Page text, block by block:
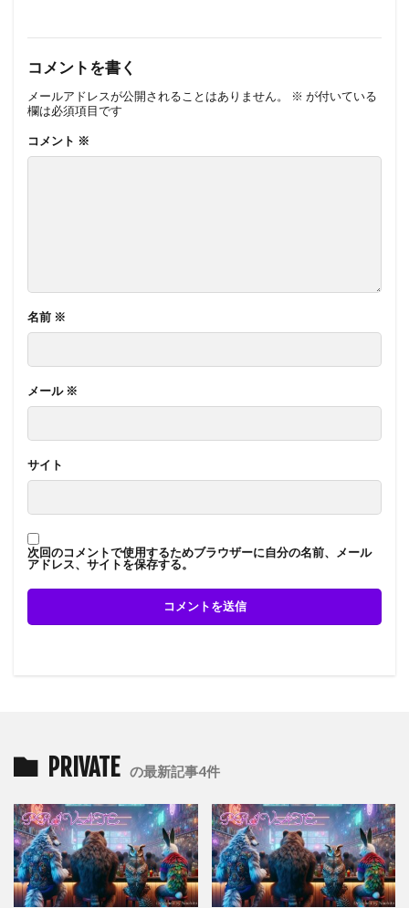
コメントを書く
メールアドレスが公開されることはありません。 ※ が付いている
欄は必須項目です
コメント ※
名前 ※
メール ※
サイト
次回のコメントで使用するためブラウザーに自分の名前、メール
アドレス、サイトを保存する。
PRIVATE の最新記事4件